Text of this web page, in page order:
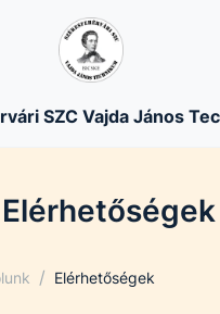
SZC Vajda János
Elérhetőségek
/ Elérhetőségek